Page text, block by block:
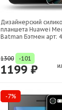
Дизайнерский
планшета Huawei
Batman Бэтмен арт:
1300 -101
1199 ₽
-7%